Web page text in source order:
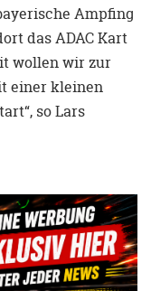
Ampfing
das ADAC Kart
wollen wir zur
einer kleinen
so Lars